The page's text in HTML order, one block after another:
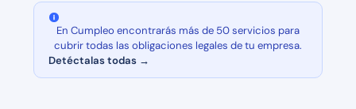
En Cumpleo encontrarás más de 50 servicios para
cubrir todas las obligaciones legales de tu empresa.
Detéctalas todas →